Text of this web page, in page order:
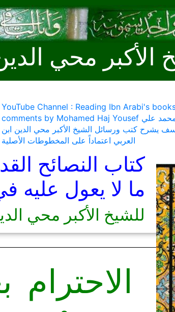
الأكبر محي
YouTube Channel : Reading Ibn Arabi's
comments by Mohamed Haj Yousef الدكتور محمد علي
يشرح كتب ورسائل الشيخ الأكبر محي الدين ابن
العربي اعتماداً على المخطوطات الأصلية
كتاب النصائح
ما لا يعول عليه
للشيخ الأكبر محي